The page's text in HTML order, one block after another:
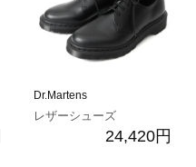
Dr.Martens
レザーシューズ
24,420円